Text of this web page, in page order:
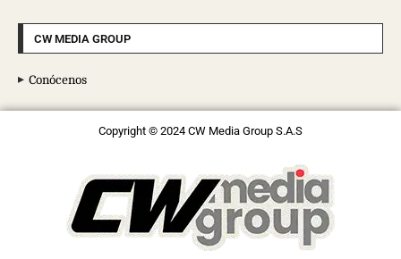
CW MEDIA GROUP
Conócenos
Copyright © 2024 CW Media Group S.A.S